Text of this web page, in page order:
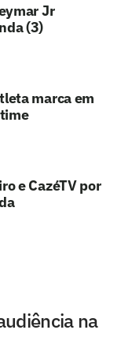
Jr
(3)
marca em
e CazéTV por
na